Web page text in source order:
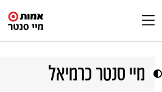
מיי סנטר כרמיאל